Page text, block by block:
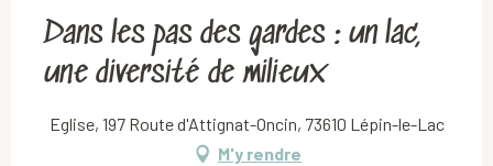
Dans les pas des gardes : un lac,
une diversité de milieux
Eglise, 197 Route d'Attignat-Oncin, 73610 Lépin-le-Lac
M'y rendre